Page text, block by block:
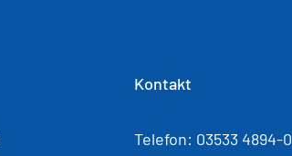
Kontakt
Telefon: 03533 4894-0